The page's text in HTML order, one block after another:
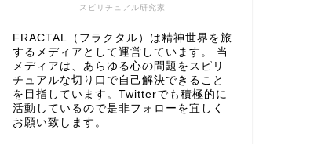
スピリチュアル研究家
FRACTAL（フラクタル）は精神世界を旅
するメディアとして運営しています。 当
メディアは、あらゆる心の問題をスピリ
チュアルな切り口で自己解決できること
を目指しています。Twitterでも積極的に
活動しているので是非フォローを宜しく
お願い致します。